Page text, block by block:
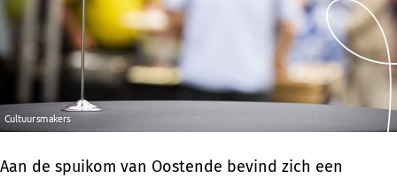
Aan de spuikom van Oostende bevind zich een